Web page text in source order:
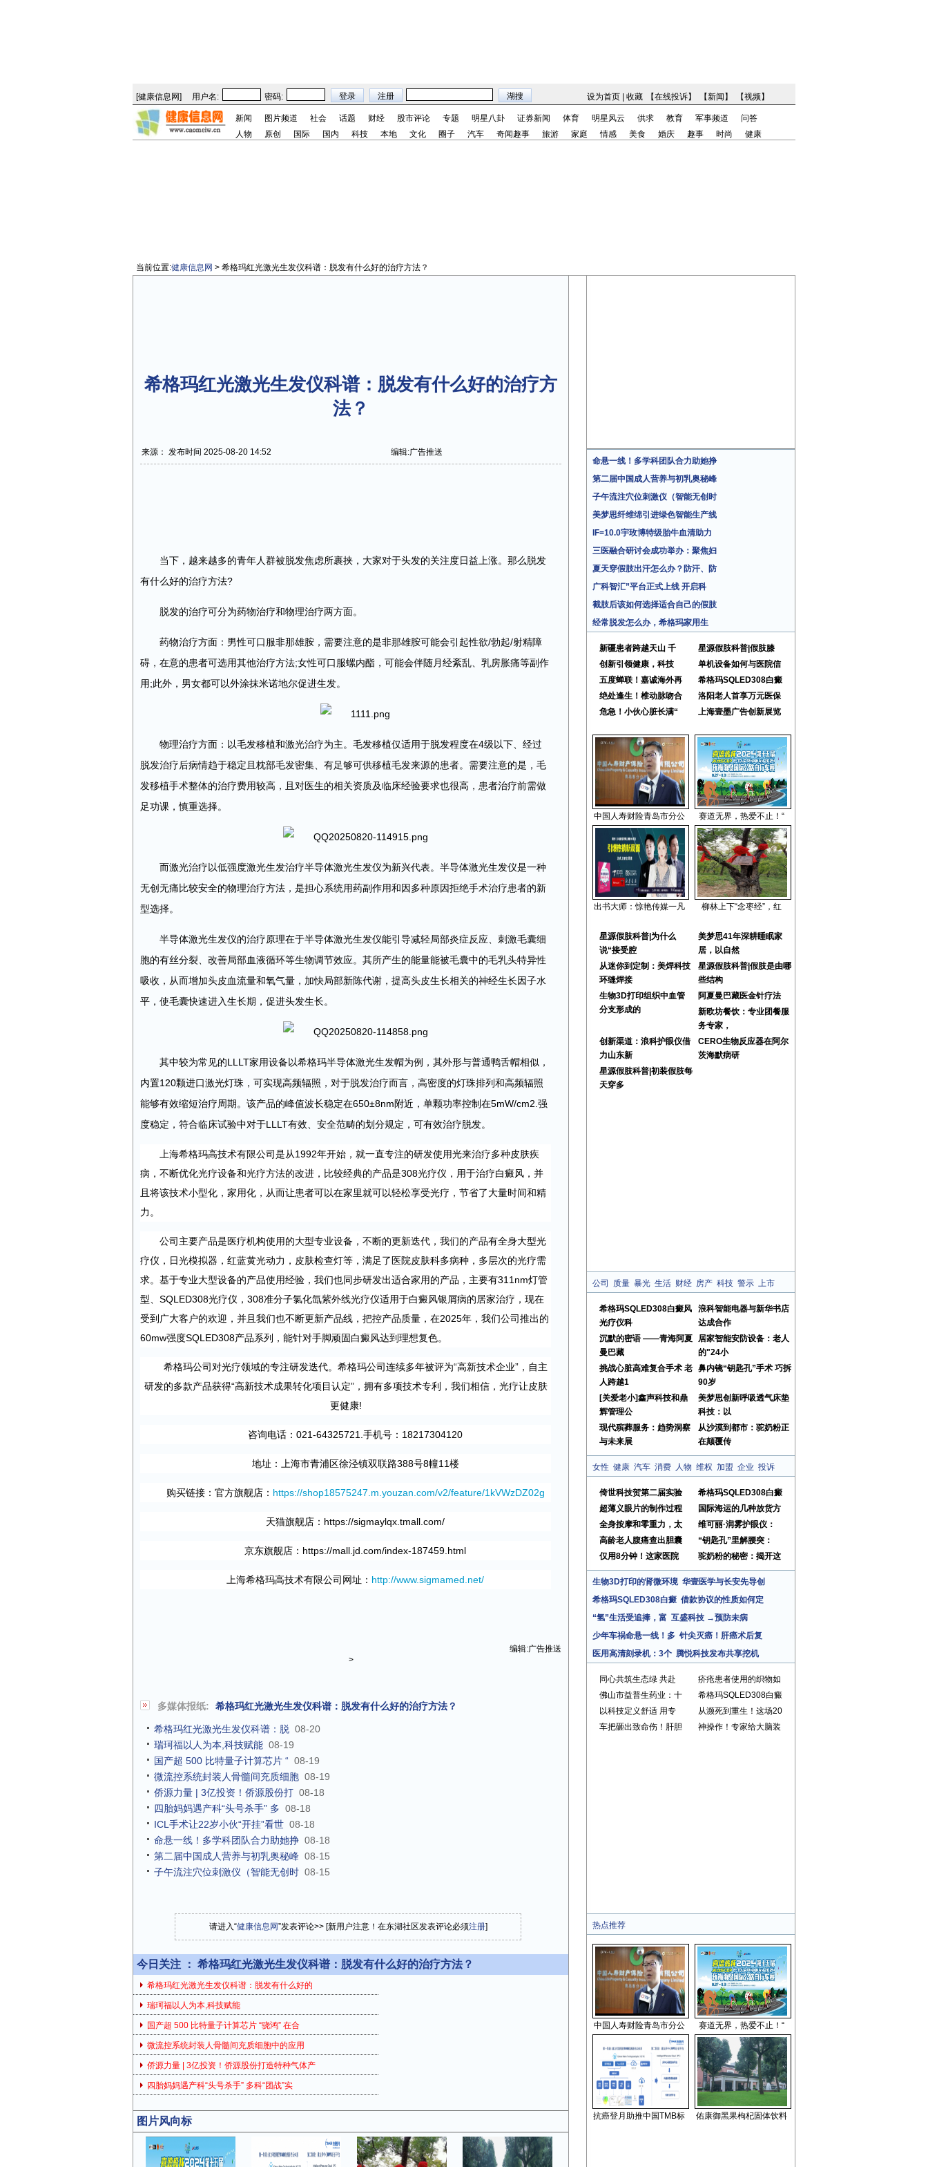
[健康信息网] 用户名: 密码: 设为首页 收藏 【在线投诉】 【新闻 】 【视频】
新闻 图片频道 社会 话题 财经 股市评论 专题 明星八卦 证券新闻 体育 明星风云 供求 教育 军事频道
问答
人物
原创 国际 国内 科技 本地 文化 圈子 汽车 奇闻趣事 旅游 家庭 情感 美食 婚庆 趣事 时尚 健康
当前位置:健康信息网 > 希格玛红光激光生发仪科谱：脱发有什么好的治疗方法？
希格玛红光激光生发仪科谱：脱发有什么好的治疗方
法？
来源： 发布时间 2025-08-20 14:52 编辑:广告推送
当下，越来越多的青年人群被脱发焦虑所裹挟，大家对于头发的关注度日益上涨。那么脱发
有什么好的治疗方法?
脱发的治疗可分为药物治疗和物理治疗两方面。
药物治疗方面：男性可口服非那雄胺，需要注意的是非那雄胺可能会引起性欲/勃起/射精障
碍，在意的患者可选用其他治疗方法;女性可口服螺内酯，可能会伴随月经紊乱、乳房胀痛等副作
用;此外，男女都可以外涂抹米诺地尔促进生发。
物理治疗方面：以毛发移植和激光治疗为主。毛发移植仅适用于脱发程度在4级以下、经过
脱发治疗后病情趋于稳定且枕部毛发密集、有足够可供移植毛发来源的患者。需要注意的是，毛
发移植手术整体的治疗费用较高，且对医生的相关资质及临床经验要求也很高，患者治疗前需做
足功课，慎重选择。
而激光治疗以低强度激光生发治疗半导体激光生发仪为新兴代表。半导体激光生发仪是一种
无创无痛比较安全的物理治疗方法，是担心系统用药副作用和因多种原因拒绝手术治疗患者的新
型选择。
半导体激光生发仪的治疗原理在于半导体激光生发仪能引导减轻局部炎症反应、刺激毛囊细
胞的有丝分裂、改善局部血液循环等生物调节效应。其所产生的能量能被毛囊中的毛乳头特异性
吸收，从而增加头皮血流量和氧气量，加快局部新陈代谢，提高头皮生长相关的神经生长因子水
平，使毛囊快速进入生长期，促进头发生长。
其中较为常见的LLLT家用设备以希格玛半导体激光生发帽为例，其外形与普通鸭舌帽相似，
内置120颗进口激光灯珠，可实现高频辐照，对于脱发治疗而言，高密度的灯珠排列和高频辐照
能够有效缩短治疗周期。该产品的峰值波长稳定在650±8nm附近，单颗功率控制在5mW/cm2.强
度稳定，符合临床试验中对于LLLT有效、安全范畴的划分规定，可有效治疗脱发。
上海希格玛高技术有限公司是从1992年开始，就一直专注的研发使用光来治疗多种皮肤疾
病，不断优化光疗设备和光疗方法的改进，比较经典的产品是308光疗仪，用于治疗白癜风，并
且将该技术小型化，家用化，从而让患者可以在家里就可以轻松享受光疗，节省了大量时间和精
力。
公司主要产品是医疗机构使用的大型专业设备，不断的更新迭代，我们的产品有全身大型光
疗仪，日光模拟器，红蓝黄光动力，皮肤检查灯等，满足了医院皮肤科多病种，多层次的光疗需
求。基于专业大型设备的产品使用经验，我们也同步研发出适合家用的产品，主要有311nm灯管
型、SQLED308光疗仪，308准分子氯化氙紫外线光疗仪适用于白癜风银屑病的居家治疗，现在
受到广大客户的欢迎，并且我们也不断更新产品线，把控产品质量，在2025年，我们公司推出的
60mw强度SQLED308产品系列，能针对手脚顽固白癜风达到理想复色。
希格玛公司对光疗领域的专注研发迭代。希格玛公司连续多年被评为“高新技术企业”，自主
研发的多款产品获得“高新技术成果转化项目认定”，拥有多项技术专利，我们相信，光疗让皮肤
更健康!
咨询电话：021-64325721.手机号：18217304120
地址：上海市青浦区徐泾镇双联路388号8幢11楼
购买链接：官方旗舰店： https://shop18575247.m.youzan.com/v2/feature/1kVWzDZ02g
天猫旗舰店： https://sigmaylqx.tmall.com/
京东旗舰店： https://mall.jd.com/index-187459.html
上海希格玛高技术有限公司网址： http://www.sigmamed.net/
编辑:广告推送
>
多媒体报纸: 希格玛红光激光生发仪科谱：脱发有什么好的治疗方法？
希格玛红光激光生发仪科谱：脱 08-20
瑞珂福以人为本,科技赋能 08-19
国产超 500 比特量子计算芯片 “ 08-19
微流控系统封装人骨髓间充质细胞 08-19
侨源力量 | 3亿投资！侨源股份打 08-18
四胎妈妈遇产科“头号杀手” 多 08-18
ICL手术让22岁小伙“开挂”看世 08-18
命悬一线！多学科团队合力助她挣 08-18
第二届中国成人营养与初乳奥秘峰 08-15
子午流注穴位刺激仪（智能无创时 08-15
请进入“健康信息网”发表评论>> [新用户注意！在东湖社区发表评论必须注册]
今日关注 ： 希格玛红光激光生发仪科谱：脱发有什么好的治疗方法？
希格玛红光激光生发仪科谱：脱发有什么好的
瑞珂福以人为本,科技赋能
国产超 500 比特量子计算芯片 “骁鸿” 在合
微流控系统封装人骨髓间充质细胞中的应用
侨源力量 | 3亿投资！侨源股份打造特种气体产
四胎妈妈遇产科“头号杀手” 多科“团战”实
图片风向标
命悬一线！多学科团队合力助她挣
第二届中国成人营养与初乳奥秘峰
子午流注穴位刺激仪（智能无创时
美梦思纤维绵引进绿色智能生产线
IF=10.0宇玫博特级胎牛血清助力
三医融合研讨会成功举办：聚焦妇
夏天穿假肢出汗怎么办？防汗、防
广科智汇”平台正式上线 开启科
截肢后该如何选择适合自己的假肢
经常脱发怎么办，希格玛家用生
新疆患者跨越天山 千
星源假肢科普|假肢膝
创新引领健康，科技
单机设备如何与医院信
五度蝉联！嘉诚海外再
希格玛SQLED308白癜
绝处逢生！椎动脉吻合
洛阳老人首享万元医保
危急！小伙心脏长满“
上海壹墨广告创新展览
中国人寿财险青岛市分公 赛道无界，热爱不止！“
出书大师：惊艳传媒一凡 柳林上下“念枣经”，红
星源假肢科普|为什么
说“接受腔
美梦思41年深耕睡眠家
居，以自然
从迷你到定制：美焊科技
环缝焊接
星源假肢科普|假肢是由哪
些结构
生物3D打印组织中血管
分支形成的
阿夏曼巴藏医金针疗法
新欧坊餐饮：专业团餐服
务专家，
创新渠道：浪科护眼仪借
力山东新
CERO生物反应器在阿尔
茨海默病研
星源假肢科普|初装假肢每
天穿多
公司 质量 暴光 生活 财经 房产 科技 警示 上市
希格玛SQLED308白癜风
光疗仪科
浪科智能电器与新华书店
达成合作
沉默的密语 ——青海阿夏
曼巴藏
居家智能安防设备：老人
的"24小
挑战心脏高难复合手术 老
人跨越1
鼻内镜“钥匙孔”手术 巧拆
90岁
[关爱老小]鑫声科技和鼎
辉管理公
美梦思创新呼吸透气床垫
科技：以
现代殡葬服务：趋势洞察
与未来展
从沙漠到都市：驼奶粉正
在颠覆传
女性 健康 汽车 消费 人物 维权 加盟 企业 投诉
倚世科技贺第二届实验
希格玛SQLED308白癜
超薄义眼片的制作过程
国际海运的几种放货方
全身按摩和零重力，太
维可丽·润雾护眼仪：
高龄老人腹痛查出胆囊
“钥匙孔”里解腰突：
仅用8分钟！这家医院
驼奶粉的秘密：揭开这
生物3D打印的肾微环境 华壹医学与长安先导创
希格玛SQLED308白癜 借款协议的性质如何定
“氢”生活受追捧，富 互盛科技 →预防未病
少年车祸命悬一线！多 针尖灭癌！肝癌术后复
医用高清刻录机：3个 腾悦科技发布共享挖机
同心共筑生态绿 共赴
疥疮患者使用的织物如
佛山市益普生药业：十
希格玛SQLED308白癜
以科技定义舒适 用专
从濒死到重生！这场20
车把砸出致命伤！肝胆
神操作！专家给大脑装
热点推荐
中国人寿财险青岛市分公 赛道无界，热爱不止！“
抗癌登月助推中国TMB标 佑康御黑果枸杞固体饮料